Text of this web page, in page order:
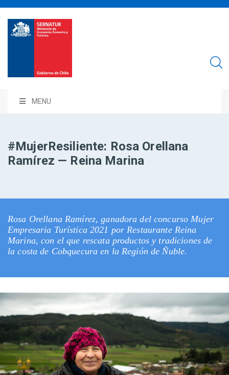
MENU
#MujerResiliente: Rosa Orellana
Ramírez — Reina Marina
Rosa Orellana Ramírez, ganadora del concurso Mujer
Empresaria Turística 2021 por Restaurante Reina
Marina, con el que rescata productos y tradiciones de
la costa de Cobquecura en la Región de Ñuble.